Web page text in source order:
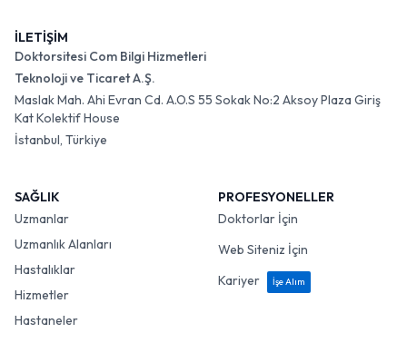
İLETİŞİM
Doktorsitesi Com Bilgi Hizmetleri
Teknoloji ve Ticaret A.Ş.
Maslak Mah. Ahi Evran Cd. A.O.S 55 Sokak No:2 Aksoy Plaza Giriş
Kat Kolektif House
İstanbul, Türkiye
SAĞLIK
Uzmanlar
Uzmanlık Alanları
Hastalıklar
Hizmetler
Hastaneler
PROFESYONELLER
Doktorlar İçin
Web Siteniz İçin
Kariyer
İşe Alım